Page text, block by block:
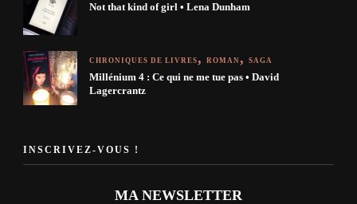
Not that kind of girl • Lena Dunham
CHRONIQUES DE LIVRES ROMAN SAGA
Millénium 4 : Ce qui ne me tue pas • David
Lagercrantz
INSCRIVEZ-VOUS !
MA NEWSLETTER